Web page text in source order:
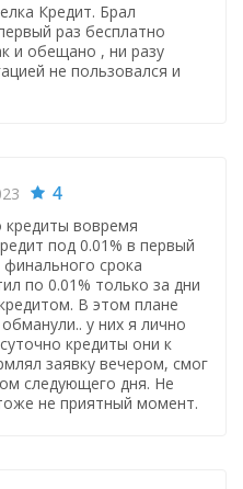
Кредит. Брал
раз бесплатно
и обещано , ни разу
не пользовался и
4
вовремя
под 0.01% в первый
срока
по 0.01% только за дни
В этом плане
у них я лично
кредиты они к
заявку вечером, смог
следующего дня. Не
не приятный момент.